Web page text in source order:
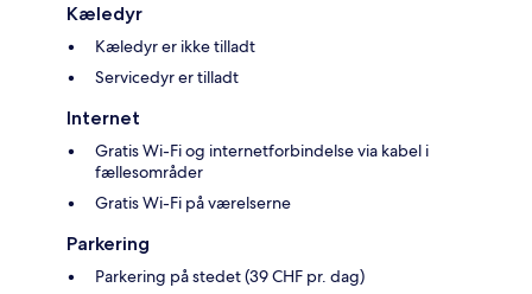
Kæledyr
Kæledyr er ikke tilladt
Servicedyr er tilladt
Internet
Gratis Wi-Fi og internetforbindelse via kabel i
fællesområder
Gratis Wi-Fi på værelserne
Parkering
Parkering på stedet (39 CHF pr. dag)